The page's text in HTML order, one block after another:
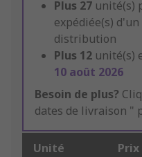
Plus 27 unité(s)
expédiée(s)
distribution
Plus 12 unité(s)
10 août 2026
Besoin de plus?
dates de livraison "
Unité